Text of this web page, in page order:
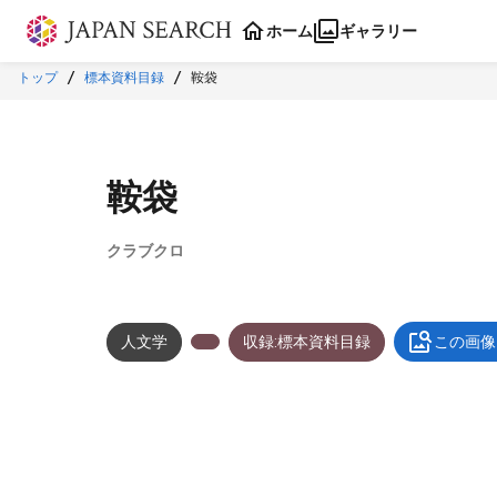
本文に飛ぶ
ホーム ギャラリー
トップ 標本資料目録 鞍袋
鞍袋
クラブクロ
人文学 収録:標本資料目録 この画